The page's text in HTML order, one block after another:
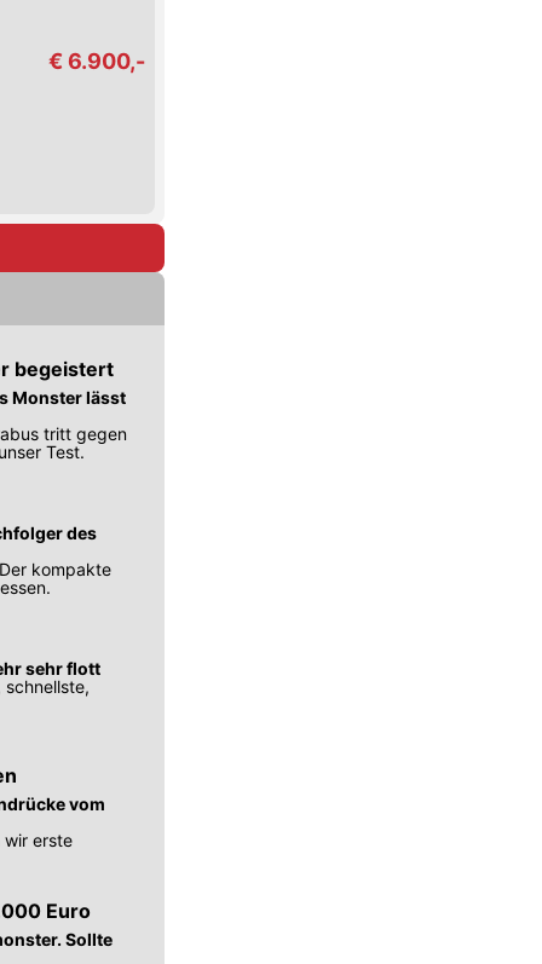
€ 6.900,-
begeistert
Monster lässt
tritt gegen
Test.
des
kompakte
sehr flott
vom
wir erste
Euro
Sollte